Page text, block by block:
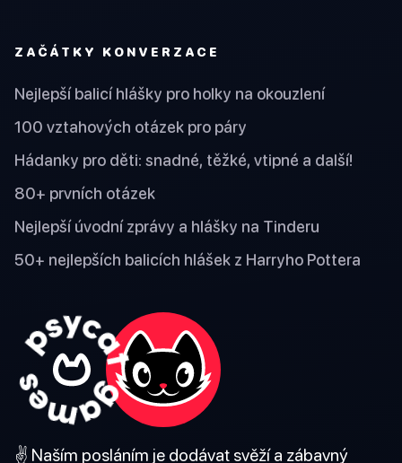
ZAČÁTKY KONVERZACE
Nejlepší balicí hlášky pro holky na okouzlení
100 vztahových otázek pro páry
Hádanky pro děti: snadné, těžké, vtipné a další!
80+ prvních otázek
Nejlepší úvodní zprávy a hlášky na Tinderu
50+ nejlepších balicích hlášek z Harryho Pottera
✌️ Naším posláním je dodávat svěží a zábavný